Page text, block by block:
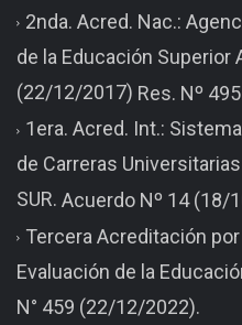
2nda. Acred. Nac.:
de la Educación Superior
(22/12/2017) Res. Nº
1era. Acred. Int.:
de Carreras Universitarias
SUR. Acuerdo Nº 14 (18/
Tercera Acreditación
Evaluación de la
N° 459 (22/12/2022).